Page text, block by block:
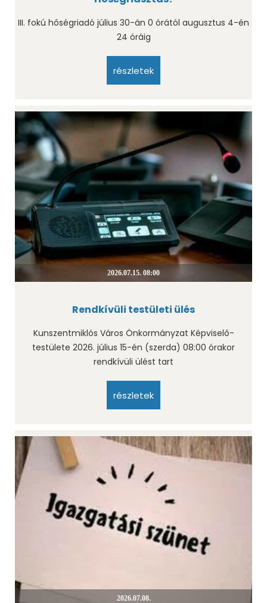
III. fokú hőségriadó július 30-án 0 órától augusztus 4-én
24 óráig
részletek
2026.07.15. 08:00
Rendkívüli testületi ülés
Kunszentmiklós Város Önkormányzat Képviselő-
testülete 2026. július 15-én (szerda) 08:00 órakor
rendkívüli ülést tart
részletek
2026.07.08.